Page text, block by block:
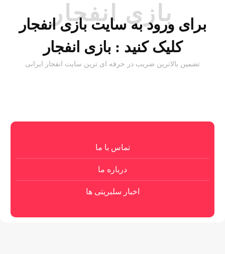
بازی انفجار
برای ورود به سایت بازی انفجار
کلیک کنید : بازی انفجار
تضمین بالاترین ضریب در حرفه ای ترین سایت انفجار ایرانی
تماس با ما
درباره ما
اخبار سلبریتی ها